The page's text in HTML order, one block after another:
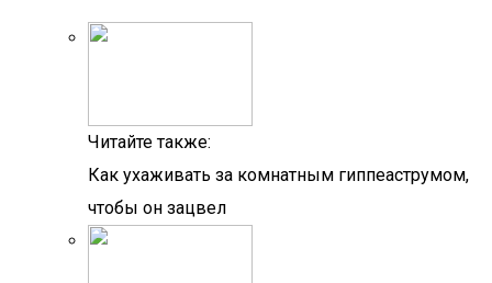
Читайте также:
Как ухаживать за комнатным гиппеаструмом,
чтобы он зацвел